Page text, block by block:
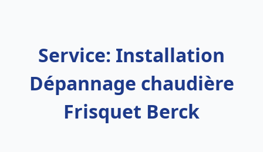
Service: Installation
Dépannage chaudière
Frisquet Berck